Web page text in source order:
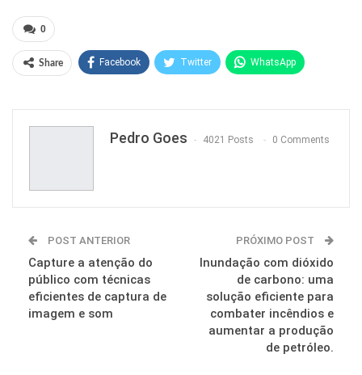
0
Share Facebook Twitter WhatsApp
Pedro Goes 4021 Posts 0 Comments
POST ANTERIOR
Capture a atenção do
público com técnicas
eficientes de captura de
imagem e som
PRÓXIMO POST
Inundação com dióxido
de carbono: uma
solução eficiente para
combater incêndios e
aumentar a produção
de petróleo.